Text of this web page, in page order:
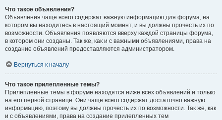
Что такое объявления?
Объявления чаще всего содержат важную информацию для форума, на
котором вы находитесь в настоящий момент, и вы должны прочесть их по
возможности. Объявления появляются вверху каждой страницы форума,
в котором они созданы. Так же, как и с важными объявлениями, права на
создание объявлений предоставляются администратором.
Вернуться к началу
Что такое прилепленные темы?
Прилепленные темы в форуме находятся ниже всех объявлений и только
на его первой странице. Они чаще всего содержат достаточно важную
информацию, поэтому вы должны прочесть их по возможности. Так же, как
и с объявлениями, права на создание прилепленных тем